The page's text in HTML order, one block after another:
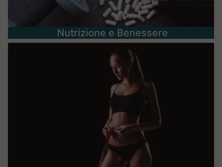
Nutrizione e Benessere